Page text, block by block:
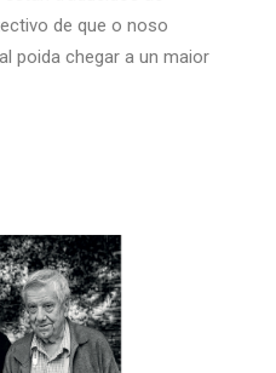
de que o noso
poida chegar a un maior